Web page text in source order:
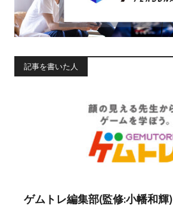
ゲムトレ編集部(監修:小幡和輝)